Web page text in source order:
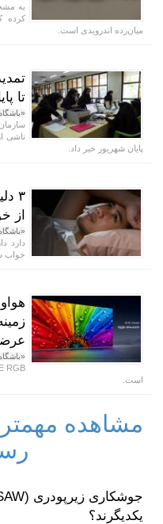
به
کرده
میان‌رده اندرویدی است.
تا
ناشی
پایان شهریور خبر داد.
۳
از
دارد
خواب
است.
مشاهده
یکدیگرند؟